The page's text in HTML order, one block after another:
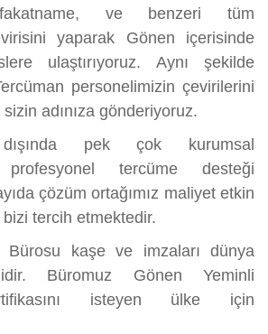
ve benzeri tüm
yaparak Gönen içerisinde
ulaştırıyoruz. Aynı şekilde
personelimizin çevirilerini
adınıza gönderiyoruz.
pek çok kurumsal
profesyonel tercüme desteği
çözüm ortağımız maliyet etkin
tercih etmektedir.
Bürosu kaşe ve imzaları dünya
Büromuz Gönen Yeminli
isteyen ülke için